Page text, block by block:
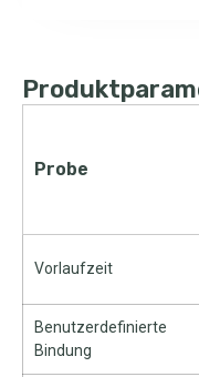
Probe
Vorlaufzeit
Benutzerdefinierte
Bindung